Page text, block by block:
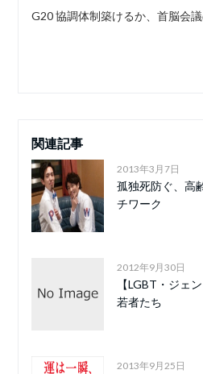
G20 協調体制築けるか、首脳会
関連記事
2013年3月7日
孤独死防ぐ、高
チワーク
2012年9月30日
【LGBT・ジェ
若者たち
2013年9月25日